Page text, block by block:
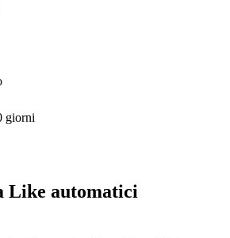
giorni
Like automatici